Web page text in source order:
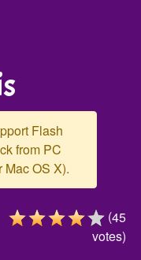
Flash
from PC
Mac OS X).
(45
votes)